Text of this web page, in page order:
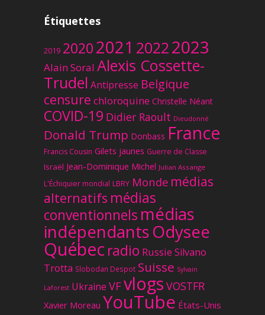
Étiquettes
2019 20202021 20222023
Alain Soral Alexis Cossette-
Trudel Antipresse Belgique
censure chloroquine Christelle Néant
COVID-19 Didier Raoult Dieudonné
Donald Trump Donbass France
Francis Cousin Gilets jaunes Guerre de Classe
Israël Jean-Dominique Michel Julian Assange
L'Échiquier mondial LBRY Monde médias
alternatifs médias
conventionnels médias
indépendantsOdysee
Québec radio Russie Silvano
Trotta Slobodan Despot Suisse Sylvain
Laforest Ukraine VFvlogs VOSTFR
Xavier Moreau YouTube États-Unis